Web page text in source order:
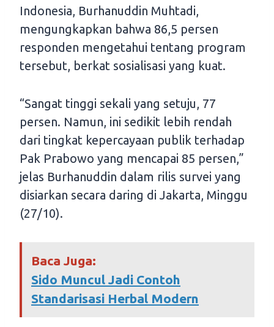
Indonesia, Burhanuddin Muhtadi,
mengungkapkan bahwa 86,5 persen
responden mengetahui tentang program
tersebut, berkat sosialisasi yang kuat.
“Sangat tinggi sekali yang setuju, 77
persen. Namun, ini sedikit lebih rendah
dari tingkat kepercayaan publik terhadap
Pak Prabowo yang mencapai 85 persen,”
jelas Burhanuddin dalam rilis survei yang
disiarkan secara daring di Jakarta, Minggu
(27/10).
Baca Juga:
Sido Muncul Jadi Contoh
Standarisasi Herbal Modern